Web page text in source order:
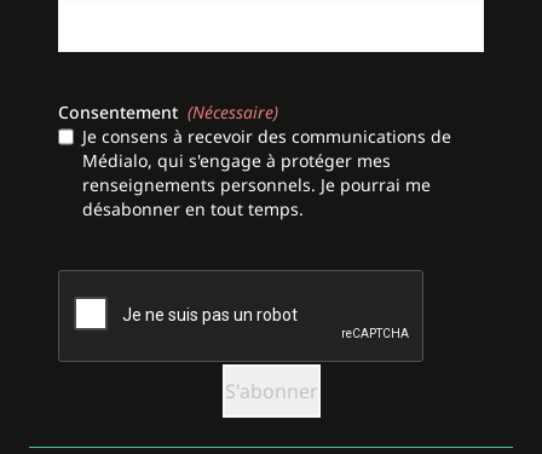
Consentement (Nécessaire)
Je consens à recevoir des communications de
Médialo, qui s'engage à protéger mes
renseignements personnels. Je pourrai me
désabonner en tout temps.